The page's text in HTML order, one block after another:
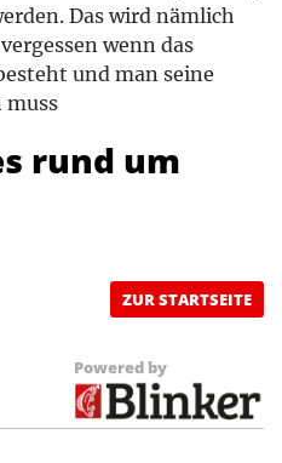
Das wird nämlich
wenn das
und man seine
muss
rund um
ZUR STARTSEITE
Powered by